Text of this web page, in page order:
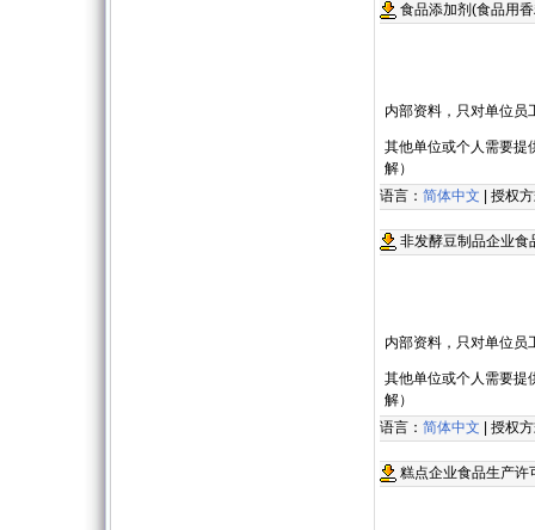
食品添加剂(食品用
内部资料，只对单位员
其他单位或个人需要提
解）
语言： 简体中文 | 授权
非发酵豆制品企业
内部资料，只对单位员
其他单位或个人需要提
解）
语言： 简体中文 | 授权
糕点企业食品生产许